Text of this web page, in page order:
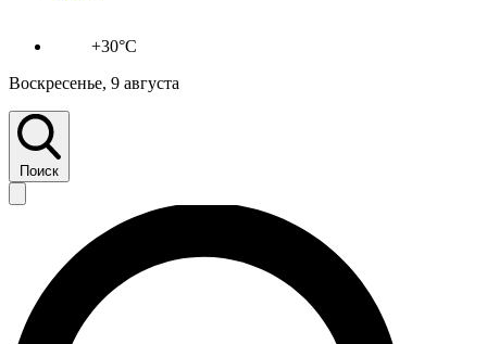
+30°C
Воскресенье, 9 августа
Поиск